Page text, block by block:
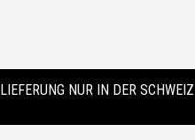
LIEFERUNG NUR IN DER SCHWEIZ